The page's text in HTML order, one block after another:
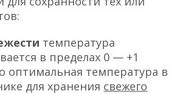
температура
в пределах 0 — +1
оптимальная температура в
для хранения свежего